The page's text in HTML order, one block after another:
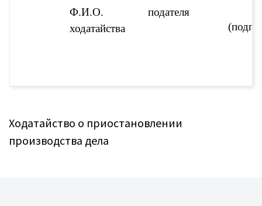
Ф.И.О. подателя
ходатайства
Ходатайство о приостановлении
производства дела